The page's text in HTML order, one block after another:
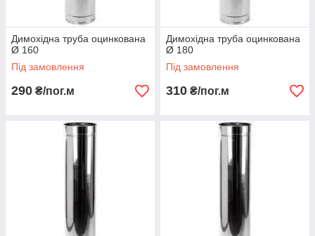
Димохідна труба оцинкована
Ø 160
Під замовлення
290 ₴/пог.м
Димохідна труба оцинкована
Ø 180
Під замовлення
310 ₴/пог.м